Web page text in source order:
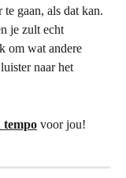
gaan, als dat kan.
je zult echt
om wat andere
naar het
tempo voor jou!